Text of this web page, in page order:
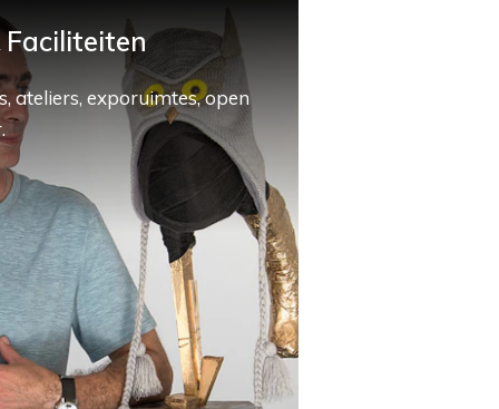
Faciliteiten
ateliers, exporuimtes, open